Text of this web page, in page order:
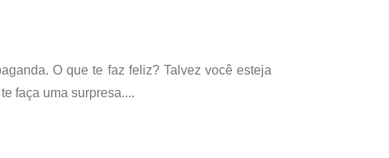
O que te faz feliz? Talvez você esteja
faça uma surpresa....